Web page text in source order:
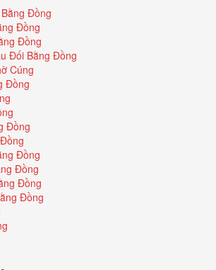
Đồng
Đồng
Đồng
Đối Bằng Đồng
Cúng
Đồng
Đồng
Đồng
Đồng
Đồng
Đồng